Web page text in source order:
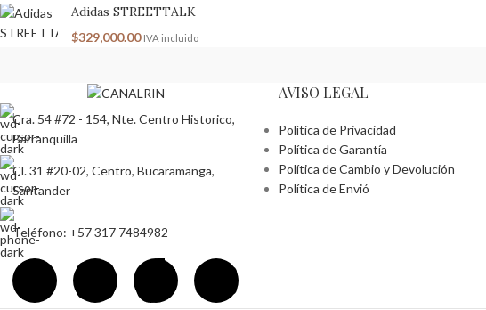
Adidas STREETTALK
$329,000.00 IVA incluido
Cra. 54 #72 - 154, Nte. Centro Historico,
Barranquilla
Cl. 31 #20-02, Centro, Bucaramanga,
Santander
Teléfono: +57 317 7484982
AVISO LEGAL
Política de Privacidad
Política de Garantía
Política de Cambio y Devolución
Política de Envió